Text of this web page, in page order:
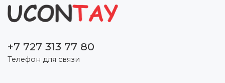
+7 727 313 77 80
Телефон для связи